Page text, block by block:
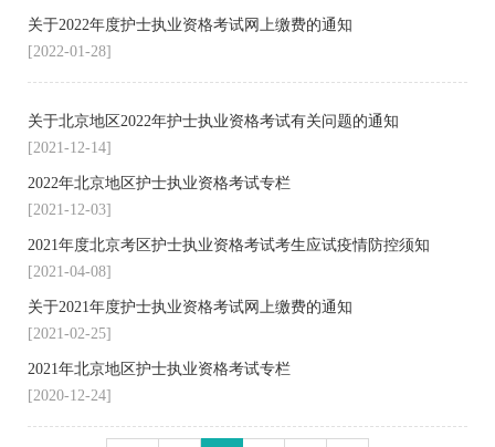
[2022-01-28]
关于2022年度护士执业资格考试网上缴费的通知
[2021-12-14]
关于北京地区2022年护士执业资格考试有关问题的通知
[2021-12-03]
2022年北京地区护士执业资格考试专栏
[2021-04-08]
2021年度北京考区护士执业资格考试考生应试疫情防控须知
[2021-02-25]
关于2021年度护士执业资格考试网上缴费的通知
[2020-12-24]
2021年北京地区护士执业资格考试专栏